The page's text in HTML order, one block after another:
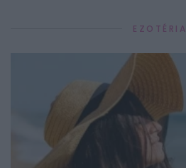
EZOTÉRIA